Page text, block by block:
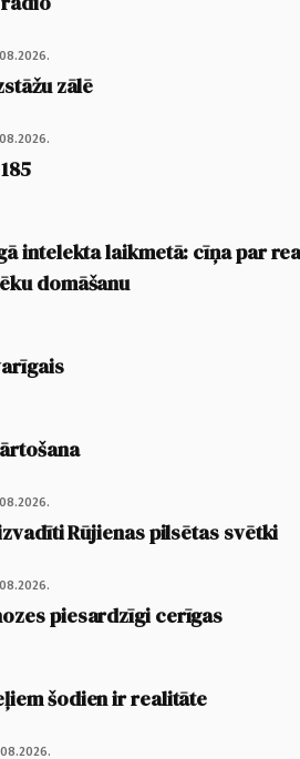
zālē
intelekta laikmetā: cīņa par
domāšanu
Rūjienas pilsētas svētki
piesardzīgi cerīgas
šodien ir realitāte